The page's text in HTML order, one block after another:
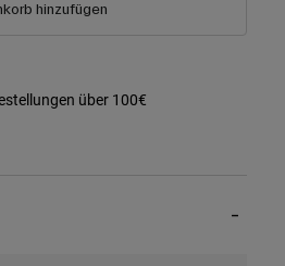
hinzufügen
über 100€